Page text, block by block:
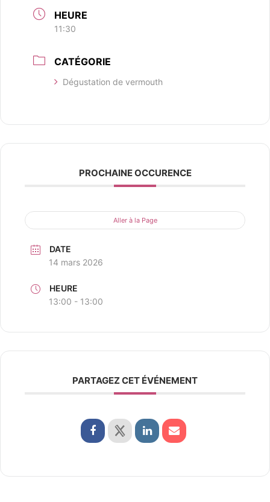
HEURE
11:30
CATÉGORIE
Dégustation de vermouth
PROCHAINE OCCURENCE
Aller à la Page
DATE
14 mars 2026
HEURE
13:00 - 13:00
PARTAGEZ CET ÉVÉNEMENT